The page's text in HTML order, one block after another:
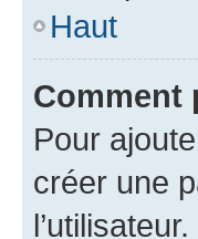
Haut
Comment
Pour
créer une